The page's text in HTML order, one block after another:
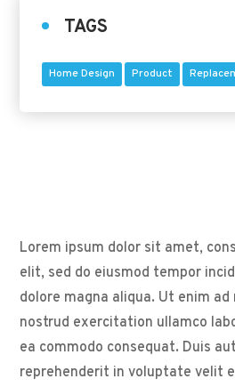
TAGS
Home Design Product
Lorem ipsum dolor sit amet,
elit, sed do eiusmod tempor
dolore magna aliqua. Ut enim
nostrud exercitation ullamco
ea commodo consequat. Duis
reprehenderit in voluptate velit